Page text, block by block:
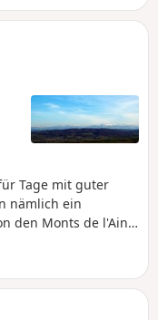
Tage mit guter
nämlich ein
den Monts de l'Ain
und den Dévoluy
reicht. Die Strecke
auf.